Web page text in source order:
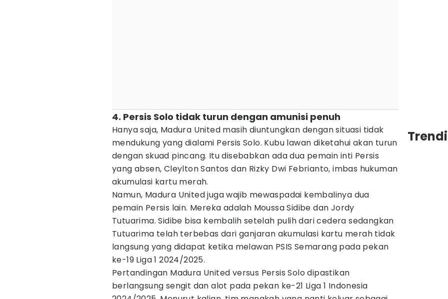
4. Persis Solo tidak turun dengan amunisi penuh
Hanya saja, Madura United masih diuntungkan dengan situasi tidak
mendukung yang dialami Persis Solo. Kubu lawan diketahui akan turun
dengan skuad pincang. Itu disebabkan ada dua pemain inti Persis
yang absen, Cleylton Santos dan Rizky Dwi Febrianto, imbas hukuman
akumulasi kartu merah.
Namun, Madura United juga wajib mewaspadai kembalinya dua
pemain Persis lain. Mereka adalah Moussa Sidibe dan Jordy
Tutuarima. Sidibe bisa kembalih setelah pulih dari cedera sedangkan
Tutuarima telah terbebas dari ganjaran akumulasi kartu merah tidak
langsung yang didapat ketika melawan PSIS Semarang pada pekan
ke-19 Liga 1 2024/2025.
Pertandingan Madura United versus Persis Solo dipastikan
berlangsung sengit dan alot pada pekan ke-21 Liga 1 Indonesia